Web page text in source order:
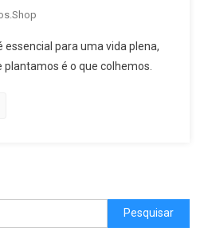
essencial para uma vida plena,
é o que colhemos.
Pesquisar por: